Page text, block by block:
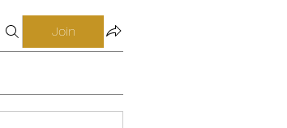
Join